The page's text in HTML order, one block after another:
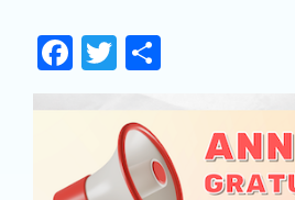
Facebook
Twitter